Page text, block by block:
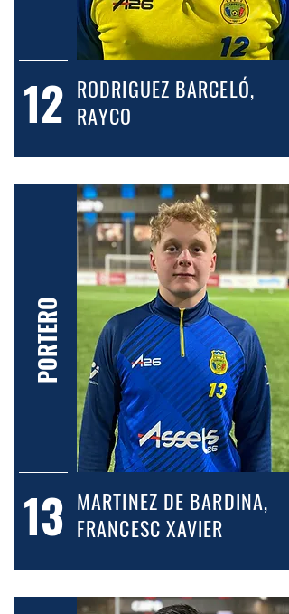
12 RODRIGUEZ BARCELÓ,
RAYCO
PORTERO
13 MARTINEZ DE BARDINA,
FRANCESC XAVIER